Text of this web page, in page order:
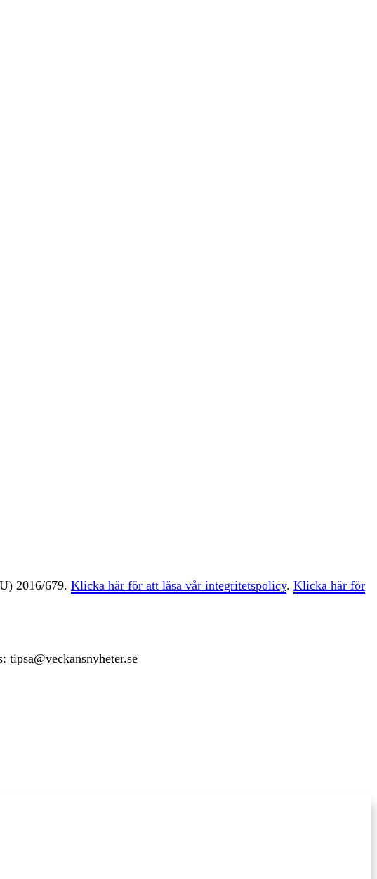
2016/679. Klicka här för att läsa vår integritetspolicy. Klicka här för